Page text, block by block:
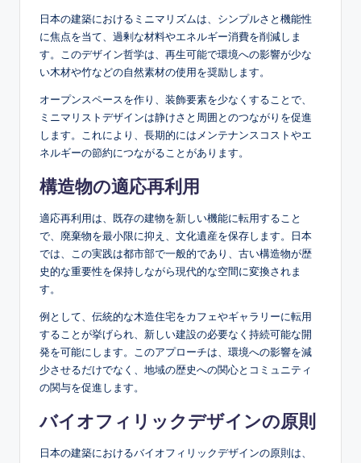
日本の建築におけるミニマリズムは、シンプルさと機能性
に焦点を当て、過剰な材料やエネルギー消費を削減しま
す。このデザイン哲学は、再生可能で環境への影響が少な
い木材や竹などの自然素材の使用を奨励します。
オープンスペースを作り、装飾要素を少なくすることで、
ミニマリストデザインは静けさと周囲とのつながりを促進
します。これにより、長期的にはメンテナンスコストやエ
ネルギーの節約につながることがあります。
構造物の適応再利用
適応再利用は、既存の建物を新しい機能に転用すること
で、廃棄物を最小限に抑え、文化遺産を保存します。日本
では、この実践は都市部で一般的であり、古い構造物が歴
史的な重要性を保持しながら現代的な空間に変換されま
す。
例として、伝統的な木造住宅をカフェやギャラリーに転用
することが挙げられ、新しい建設の必要なく持続可能な開
発を可能にします。このアプローチは、環境への影響を減
少させるだけでなく、地域の歴史への関心とコミュニティ
の関与を促進します。
バイオフィリックデザインの原則
日本の建築におけるバイオフィリックデザインの原則は、